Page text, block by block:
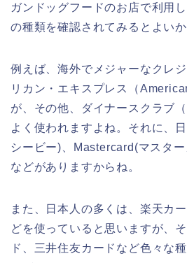
ガンドッグフードのお店で利用
の種類を確認されてみるとよいか
例えば、海外でメジャーなクレ
リカン・エキスプレス（
が、その他、ダイナースクラブ
よく使われますよね。それに、
シービー)、Mastercard(マスタ
などがありますからね。
また、日本人の多くは、楽天カ
どを使っていると思いますが、
ド、三井住友カードなど色々な